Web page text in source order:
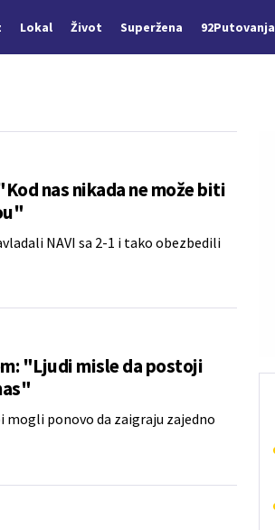
Lokal Život Superžena 92Putovanja
nas nikada ne može biti
NAVI sa 2-1 i tako obezbedili
"Ljudi misle da postoji
ponovo da zaigraju zajedno